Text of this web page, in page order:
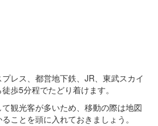
レス、都営地下鉄、JR、東武スカイ
歩5分程でたどり着けます。
観光客が多いため、移動の際は地図
ことを頭に入れておきましょう。